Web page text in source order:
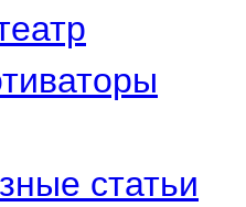
статьи